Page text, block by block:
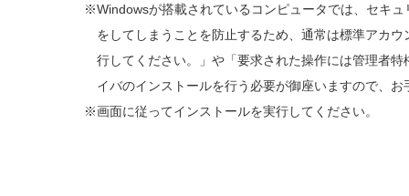
Windowsが搭載されているコンピュータでは、セキ
をしてしまうことを防止するため、通常は標準アカ
行してください。」や「要求された操作には管理者
イバのインストールを行う必要が御座いますので、
画面に従ってインストールを実行してください。